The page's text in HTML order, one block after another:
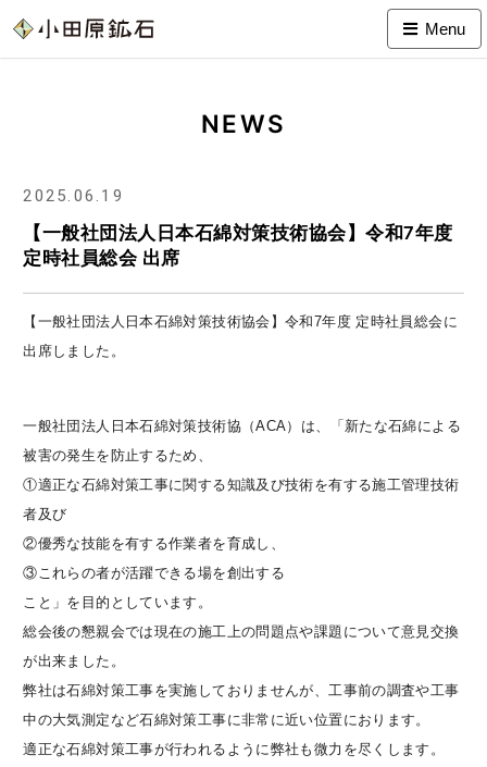
Menu
NEWS
2025.06.19
【一般社団法人日本石綿対策技術協会】令和7年度
定時社員総会 出席
【一般社団法人日本石綿対策技術協会】令和7年度 定時社員総会に
出席しました。
一般社団法人日本石綿対策技術協（ACA） は、「新たな石綿による
被害の発生を防止するため、
①適正な石綿対策工事に関する知識及び技術を有する施工管理技術
者及び
②優秀な技能を有する作業者を育成し、
③これらの者が活躍できる場を創出する
こと」を目的としています。
総会後の懇親会では現在の施工上の問題点や課題について意見交換
が出来ました。
弊社は石綿対策工事を実施しておりませんが、工事前の調査や工事
中の大気測定など石綿対策工事に非常に近い位置におります。
適正な石綿対策工事が行われるように弊社も微力を尽くします。